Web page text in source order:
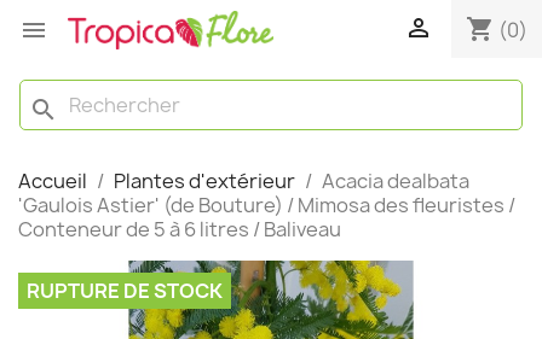
  shopping_cart (0)
search
Accueil Plantes d'extérieur
Acacia dealbata
'Gaulois Astier' (de Bouture) / Mimosa des fleuristes /
Conteneur de 5 à 6 litres / Baliveau
RUPTURE DE STOCK